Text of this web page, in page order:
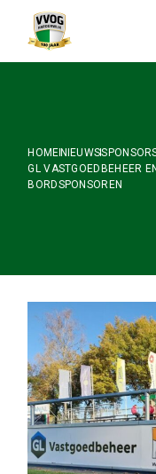
content
HOME NIEUWS
GL VASTGOEDBEHEER
BORDSPONSOREN